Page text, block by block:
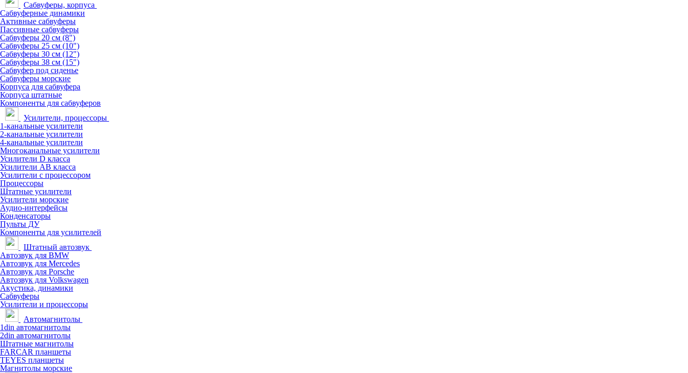
Сабвуферы, корпуса
Сабвуферные динамики
Активные сабвуферы
Пассивные сабвуферы
Сабвуферы 20 см (8")
Сабвуферы 25 см (10")
Сабвуферы 30 см (12")
Сабвуферы 38 см (15")
Сабвуфер под сиденье
Сабвуферы морские
Корпуса для сабвуфера
Корпуса штатные
Компоненты для сабвуферов
Усилители, процессоры
1-канальные усилители
2-канальные усилители
4-канальные усилители
Многоканальные усилители
Усилители D класса
Усилители АВ класса
Усилители с процессором
Процессоры
Штатные усилители
Усилители морские
Аудио-интерфейсы
Конденсаторы
Пульты ДУ
Компоненты для усилителей
Штатный автозвук
Автозвук для BMW
Автозвук для Mercedes
Автозвук для Porsche
Автозвук для Volkswagen
Акустика, динамики
Сабвуферы
Усилители и процессоры
Автомагнитолы
1din автомагнитолы
2din автомагнитолы
Штатные магнитолы
FARCAR планшеты
TEYES планшеты
Магнитолы морские